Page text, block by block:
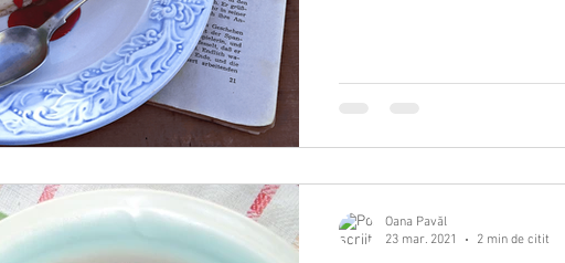
Oana Pavăl
23 mar. 2021
2 min de citit